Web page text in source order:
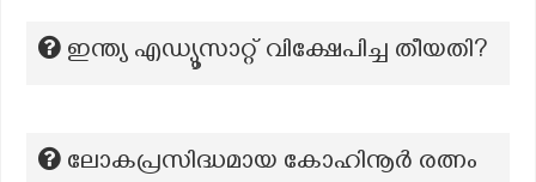
ഇന്ത്യ എഡ്യൂസാറ്റ് വിക്ഷേപിച്ച തീയതി?
ലോകപ്രസിദ്ധമായ കോഹിനൂർ രത്നം